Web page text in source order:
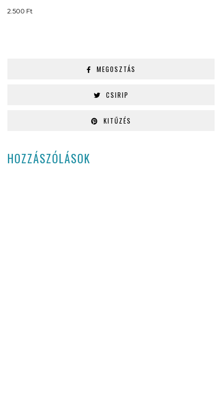
2.500 Ft
MEGOSZTÁS
CSIRIP
KITŰZÉS
HOZZÁSZÓLÁSOK